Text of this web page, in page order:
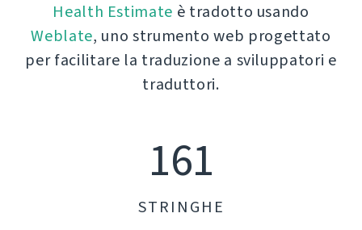
Health Estimate è tradotto usando
Weblate, uno strumento web progettato
per facilitare la traduzione a sviluppatori e
traduttori.
161
STRINGHE